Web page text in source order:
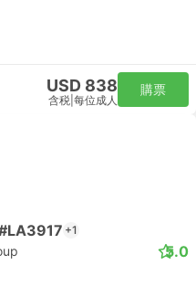
USD 838
含税 每位成人
購票
+1
5.0